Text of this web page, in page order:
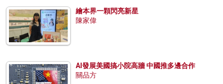
繪本界一顆閃亮新星
陳家偉
AI發展美國搞小院高牆 中國推多邊合作
關品方